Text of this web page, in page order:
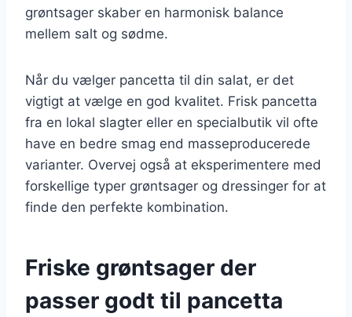
grøntsager skaber en harmonisk balance
mellem salt og sødme.
Når du vælger pancetta til din salat, er det
vigtigt at vælge en god kvalitet. Frisk pancetta
fra en lokal slagter eller en specialbutik vil ofte
have en bedre smag end masseproducerede
varianter. Overvej også at eksperimentere med
forskellige typer grøntsager og dressinger for at
finde den perfekte kombination.
Friske grøntsager der
passer godt til pancetta